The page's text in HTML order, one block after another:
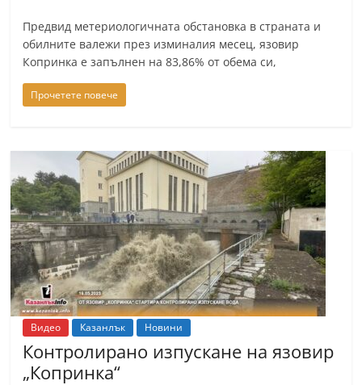
Предвид метериологичната обстановка в страната и
обилните валежи през изминалия месец, язовир
Копринка е запълнен на 83,86% от обема си,
Прочетете повече
Видео Казанлък Новини
Контролирано изпускане на язовир
„Копринка“